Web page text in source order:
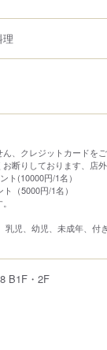
、クレジットカードをご
断りしております、店
ト(10000円/1名）
（5000円/1名）
乳児、幼児、未成年、付
B1F・2F